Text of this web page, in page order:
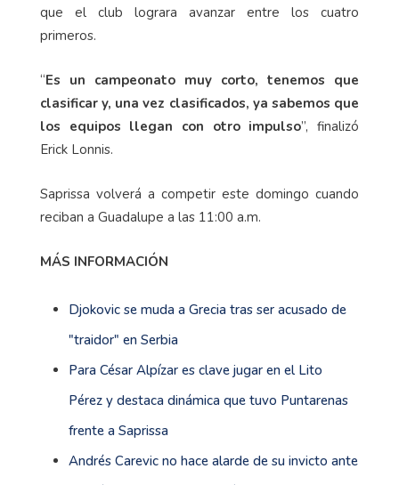
que el club lograra avanzar entre los cuatro
primeros.
“Es un campeonato muy corto, tenemos que
clasificar y, una vez clasificados, ya sabemos que
los equipos llegan con otro impulso”, finalizó
Erick Lonnis.
Saprissa volverá a competir este domingo cuando
reciban a Guadalupe a las 11:00 a.m.
MÁS INFORMACIÓN
Djokovic se muda a Grecia tras ser acusado de
"traidor" en Serbia
Para César Alpízar es clave jugar en el Lito
Pérez y destaca dinámica que tuvo Puntarenas
frente a Saprissa
Andrés Carevic no hace alarde de su invicto ante